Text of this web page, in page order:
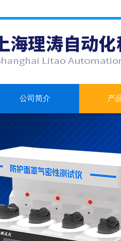
公司简介 产